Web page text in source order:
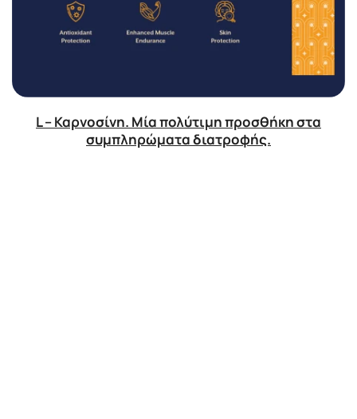
L – Καρνοσίνη. Μία πολύτιμη προσθήκη στα
συμπληρώματα διατροφής.